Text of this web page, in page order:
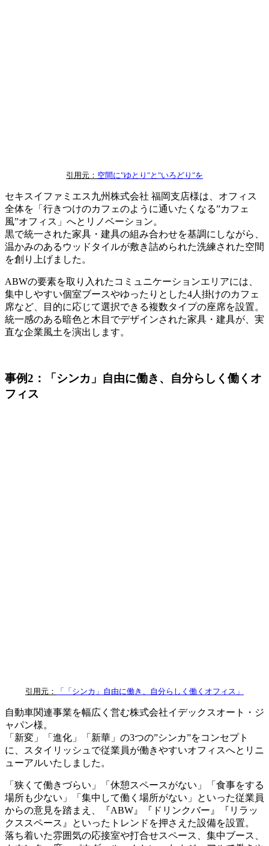
引用元： 空間に"ゆとり"と"いろどり"を
セキスイファミエス九州株式会社 福岡支店様は、オフィス
全体を「行きつけのカフェのように通いたくなる”カフェ
風”オフィス」へとリノベーション。
黒で統一された家具・建具の組み合わせを基調にしながら、
温かみのあるウッドタイルが敷き詰められた洗練された空間
を創り上げました。
ABWの要素を取り入れたコミュニケーションエリアには、
集中しやすい個室ブースやゆったりとした4人掛けのカフェ
席など、目的に応じて選択できる複数タイプの座席を設置。
統一感のある暗色と木目でデザインされた家具・建具が、実
直な企業風土を演出します。
事例2：「シンカ」自由に働き、自分らしく働くオ
フィス
引用元： 「「シンカ」自由に働き、自分らしく働くオフィス」
自動車関連事業を幅広く営む株式会社イデックスオート・ジ
ャパン様。
「新変」「進化」「新華」の3つの”シンカ”をコンセプト
に、スタイリッシュで従業員が働きやすいオフィスへとリニ
ューアルいたしました。
「狭くて働きづらい」「休憩スペースがない」「食事をする
場所も少ない」「集中して働く場所がない」といった従業員
からの意見を踏まえ、『ABW』『ドリンクバー』『リラッ
クススペース』といったトレンドを押さえた設備を設置。
落ち着いた雰囲気の応接室や打合せスペース、集中ブース、